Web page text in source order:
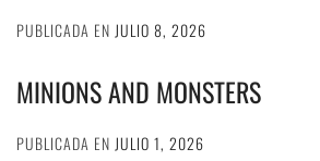
PUBLICADA EN JULIO 8, 2026
MINIONS AND MONSTERS
PUBLICADA EN JULIO 1, 2026